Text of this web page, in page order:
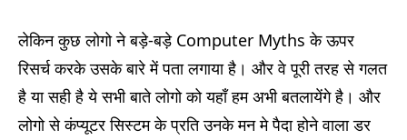
लेकिन कुछ लोगो ने बड़े-बड़े Computer Myths के ऊपर
रिसर्च करके उसके बारे में पता लगाया है। और वे पूरी तरह से गलत
है या सही है ये सभी बाते लोगो को यहाँ हम अभी बतलायेंगे है। और
लोगो से कंप्यूटर सिस्टम के प्रति उनके मन मे पैदा होने वाला डर